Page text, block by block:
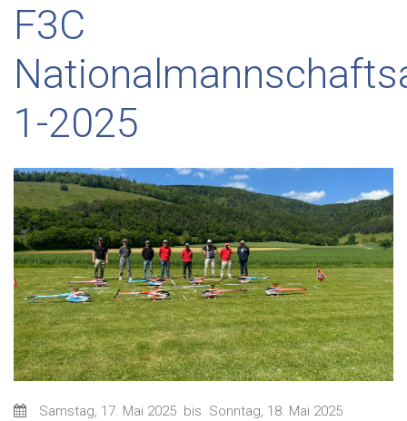
F3C
1-2025
Samstag, 17. Mai 2025 bis Sonntag, 18. Mai 2025